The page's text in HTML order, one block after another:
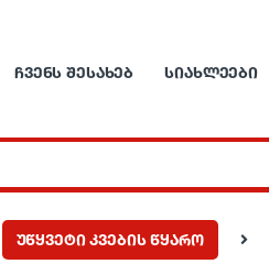
ᲩᲕᲔᲜᲡ ᲨᲔᲡᲐᲮᲔᲑ ᲡᲘᲐᲮᲚᲔᲔᲑᲘ
უწყვეტი კვების წყარო